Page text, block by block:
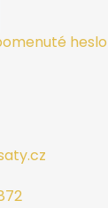
heslo